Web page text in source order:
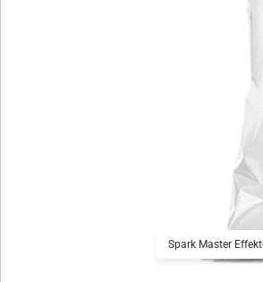
Spark Master